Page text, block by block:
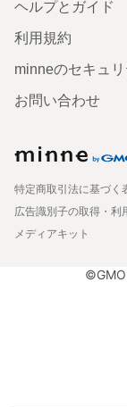
ヘルプとガイド
利用規約
minneのセキュリ
お問い合わせ
特定商取引法に基づく
広告識別子の取得・利
メディアキット